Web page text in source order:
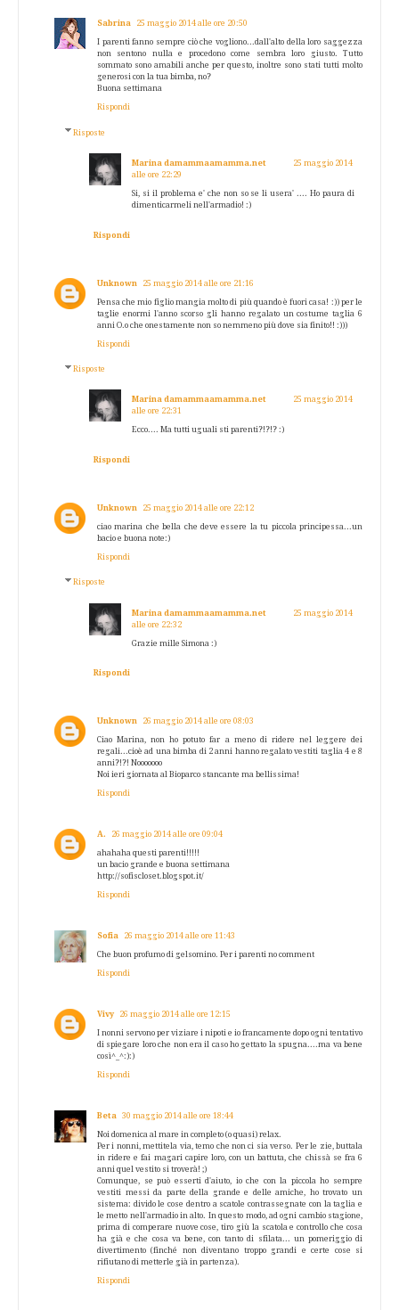
Sabrina 25 maggio 2014 alle ore 20:50
I parenti fanno sempre ciò che vogliono...dall'alto della loro saggezza
non sentono nulla e procedono come sembra loro giusto. Tutto
sommato sono amabili anche per questo, inoltre sono stati tutti molto
generosi con la tua bimba, no?
Buona settimana
Rispondi
Risposte
Marina damammaamamma.net
25 maggio 2014
alle ore 22:29
Si, si il problema e' che non so se li usera' .... Ho paura di
dimenticarmeli nell'armadio! :)
Rispondi
Unknown 25 maggio 2014 alle ore 21:16
Pensa che mio figlio mangia molto di più quando è fuori casa! :)) per le
taglie enormi l'anno scorso gli hanno regalato un costume taglia 6
anni O.o che onestamente non so nemmeno più dove sia finito!! :)))
Rispondi
Risposte
Marina damammaamamma.net
25 maggio 2014
alle ore 22:31
Ecco.... Ma tutti uguali sti parenti?!?!? :)
Rispondi
Unknown 25 maggio 2014 alle ore 22:12
ciao marina che bella che deve essere la tu piccola principessa...un
bacio e buona note:)
Rispondi
Risposte
Marina damammaamamma.net
25 maggio 2014
alle ore 22:32
Grazie mille Simona :)
Rispondi
Unknown 26 maggio 2014 alle ore 08:03
Ciao Marina, non ho potuto far a meno di ridere nel leggere dei
regali...cioè ad una bimba di 2 anni hanno regalato vestiti taglia 4 e 8
anni?!?! Nooooooo
Noi ieri giornata al Bioparco stancante ma bellissima!
Rispondi
A. 26 maggio 2014 alle ore 09:04
ahahaha questi parenti!!!!!
un bacio grande e buona settimana
http://sofiscloset.blogspot.it/
Rispondi
Sofia 26 maggio 2014 alle ore 11:43
Che buon profumo di gelsomino. Per i parenti no comment
Rispondi
Vivy 26 maggio 2014 alle ore 12:15
I nonni servono per viziare i nipoti e io francamente dopo ogni tentativo
di spiegare loro che non era il caso ho gettato la spugna....ma va bene
così^_^:):)
Rispondi
Beta 30 maggio 2014 alle ore 18:44
Noi domenica al mare in completo (o quasi) relax.
Per i nonni, mettitela via, temo che non ci sia verso. Per le zie, buttala
in ridere e fai magari capire loro, con un battuta, che chissà se fra 6
anni quel vestito si troverà! ;)
Comunque, se può esserti d'aiuto, io che con la piccola ho sempre
vestiti messi da parte della grande e delle amiche, ho trovato un
sistema: divido le cose dentro a scatole contrassegnate con la taglia e
le metto nell'armadio in alto. In questo modo, ad ogni cambio stagione,
prima di comperare nuove cose, tiro giù la scatola e controllo che cosa
ha già e che cosa va bene, con tanto di sfilata... un pomeriggio di
divertimento (finché non diventano troppo grandi e certe cose si
rifiutano di metterle già in partenza).
Rispondi